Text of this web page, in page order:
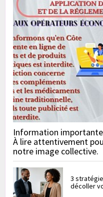
Information importante
À lire attentivement
notre image collective.
3
décoller